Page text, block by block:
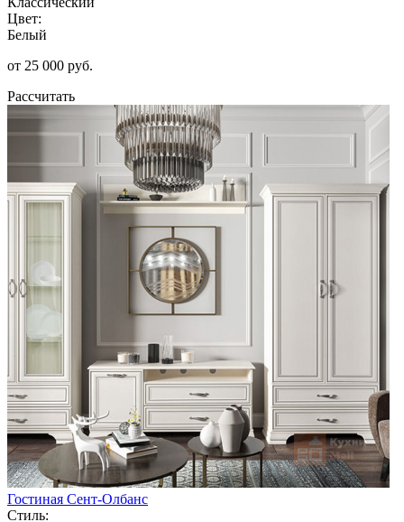
Цвет:
Белый
от 25 000 руб.
Рассчитать
Гостиная Сент-Олбанс
Стиль: